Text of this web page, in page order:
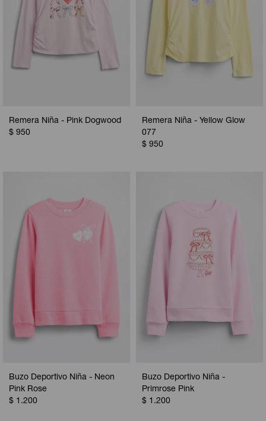
Remera Niña - Pink Dogwood
$ 950
Remera Niña - Yellow Glow
077
$ 950
Buzo Deportivo Niña - Neon
Pink Rose
$ 1.200
Buzo Deportivo Niña -
Primrose Pink
$ 1.200